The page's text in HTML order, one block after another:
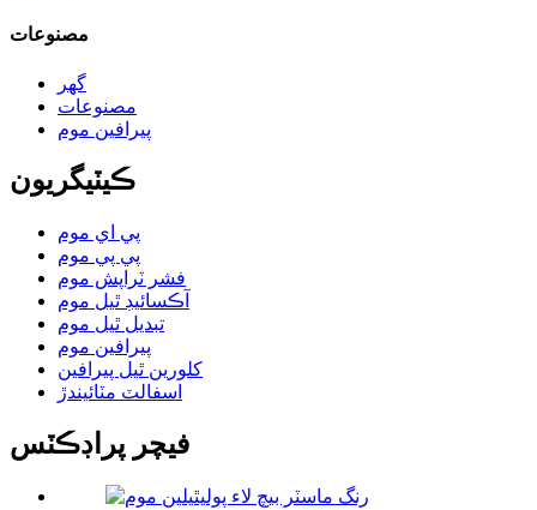
مصنوعات
گهر
مصنوعات
پيرافين موم
ڪيٽيگريون
پي اي موم
پي پي موم
فشر ٽراپش موم
آڪسائيڊ ٿيل موم
تبديل ٿيل موم
پيرافين موم
کلورين ٿيل پيرافين
اسفالٽ مٽائيندڙ
فيچر پراڊڪٽس